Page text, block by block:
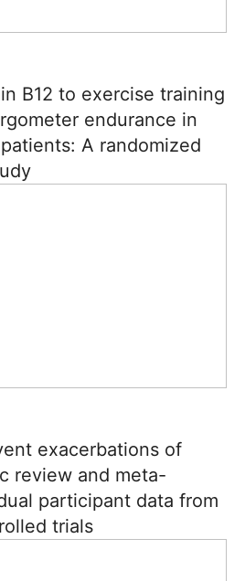
B12 to exercise training
endurance in
A randomized
exacerbations of
review and meta-
participant data from
trials